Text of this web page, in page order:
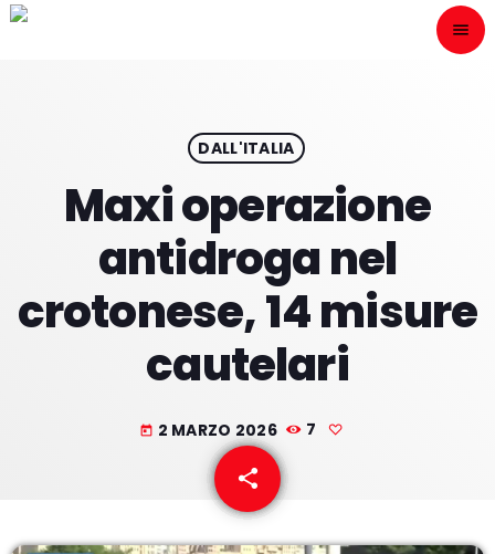
menu
NUESTRAS FRECUENCIAS
DALL'ITALIA
Maxi operazione
antidroga nel
crotonese, 14 misure
cautelari
today 2 MARZO 2026 7
share
email